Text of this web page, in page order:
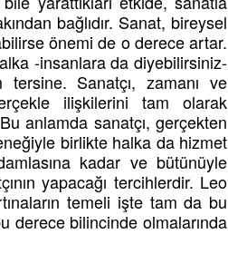
bağlıdır. Sanat, bireysel
önemi de o derece artar.
-insanlara da diyebilirsiniz-
Sanatçı, zamanı ve
ilişkilerini tam olarak
anlamda sanatçı, gerçekten
birlikte halka da hizmet
kadar ve bütünüyle
yapacağı tercihlerdir. Leo
temeli işte tam da bu
derece bilincinde olmalarında